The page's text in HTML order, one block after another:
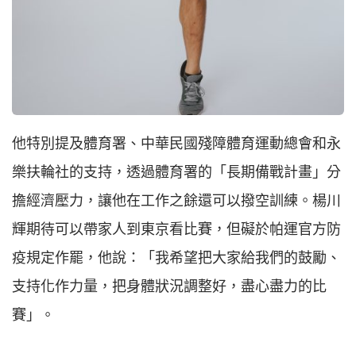
他特別提及體育署、中華民國殘障體育運動總會和永
樂扶輪社的支持，透過體育署的「長期備戰計畫」分
擔經濟壓力，讓他在工作之餘還可以撥空訓練。楊川
輝期待可以帶家人到東京看比賽，但礙於帕運官方防
疫規定作罷，他說：「我希望把大家給我們的鼓勵、
支持化作力量，把身體狀況調整好，盡心盡力的比
賽」。